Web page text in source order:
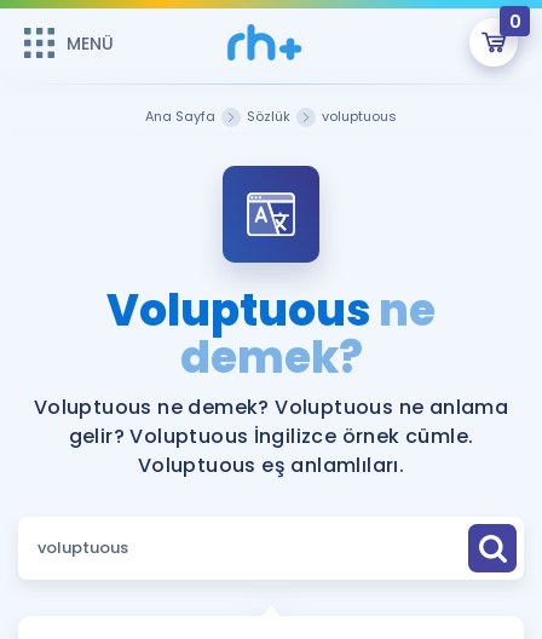
MENÜ
0
Şifremi Hatırlamıyorum
Sepetin Şu An Boş.
Remzi Hoca ile seni sınava hazırlayacak onlarca eğitim seni
bekliyor!
MENÜ
Katılımcı Görüşleri
Faydalı Araçlar
Ücretsiz Kaynaklar
Puan Hesaplama
İngilizce Gramer
Ana Sayfa Sözlük voluptuous
Voluptuousne
demek?
Voluptuous ne demek? Voluptuous ne anlama
gelir? Voluptuous İngilizce örnek cümle.
Voluptuous eş anlamlıları.